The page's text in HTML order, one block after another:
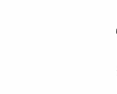
по десятке рублей
скаченные с сайта В